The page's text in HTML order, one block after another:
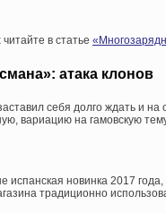
в статье
атака клонов
себя долго ждать и
вариацию на гамовскую
испанская новинка 2017
традиционно